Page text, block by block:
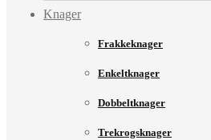
Knager
Frakkeknager
Enkeltknager
Dobbeltknager
Trekrogsknager